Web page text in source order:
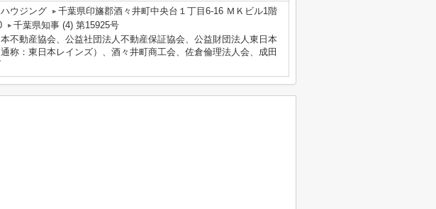
ウジング
千葉県印旛郡酒々井町中央台１丁目6-16 ＭＫビル1階
千葉県知事 (4) 第15925号
不動産協会、公益社団法人不動産保証協会、公益財団法人東日本
称：東日本レインズ）、酒々井町商工会、佐倉倫理法人会、成田